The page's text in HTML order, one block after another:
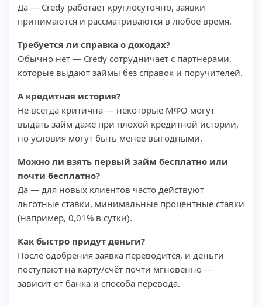
Да — Credy работает круглосуточно, заявки
принимаются и рассматриваются в любое время.
Требуется ли справка о доходах?
Обычно нет — Credy сотрудничает с партнёрами,
которые выдают займы без справок и поручителей.
А кредитная история?
Не всегда критична — некоторые МФО могут
выдать займ даже при плохой кредитной истории,
но условия могут быть менее выгодными.
Можно ли взять первый займ бесплатно или
почти бесплатно?
Да — для новых клиентов часто действуют
льготные ставки, минимальные процентные ставки
(например, 0,01% в сутки).
Как быстро придут деньги?
После одобрения заявка переводится, и деньги
поступают на карту/счёт почти мгновенно —
зависит от банка и способа перевода.